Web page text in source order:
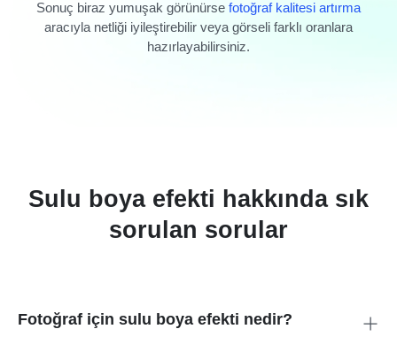
Sonuç biraz yumuşak görünürse fotoğraf kalitesi artırma
aracıyla netliği iyileştirebilir veya görseli farklı oranlara
hazırlayabilirsiniz.
Sulu boya efekti hakkında sık
sorulan sorular
Fotoğraf için sulu boya efekti nedir?